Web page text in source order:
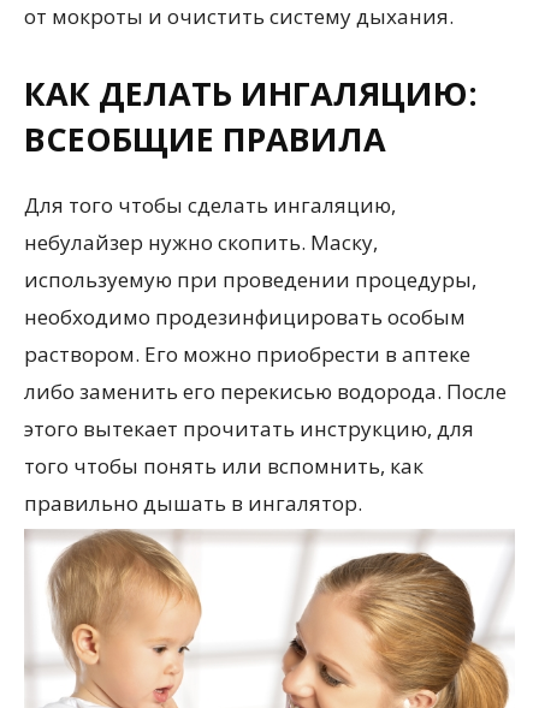
от мокроты и очистить систему дыхания.
КАК ДЕЛАТЬ ИНГАЛЯЦИЮ:
ВСЕОБЩИЕ ПРАВИЛА
Для того чтобы сделать ингаляцию,
небулайзер нужно скопить. Маску,
используемую при проведении процедуры,
необходимо продезинфицировать особым
раствором. Его можно приобрести в аптеке
либо заменить его перекисью водорода. После
этого вытекает прочитать инструкцию, для
того чтобы понять или вспомнить, как
правильно дышать в ингалятор.